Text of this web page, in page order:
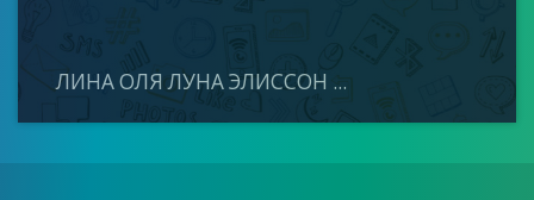
ЛИНА ОЛЯ ЛУНА ЭЛИССОН ...